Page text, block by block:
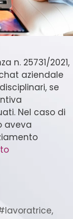
n. 25731/2021,
aziendale
se
Nel caso di
aveva
,